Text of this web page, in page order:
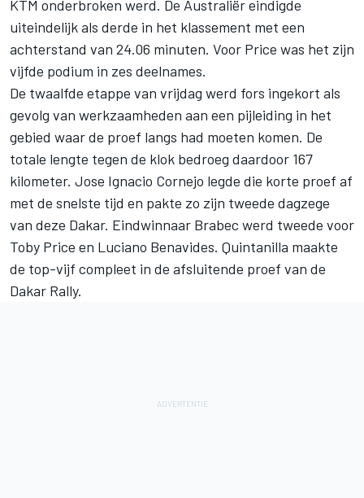
KTM onderbroken werd. De Australiër eindigde
uiteindelijk als derde in het klassement met een
achterstand van 24.06 minuten. Voor Price was het zijn
vijfde podium in zes deelnames.
De twaalfde etappe van vrijdag werd fors ingekort als
gevolg van werkzaamheden aan een pijleiding in het
gebied waar de proef langs had moeten komen. De
totale lengte tegen de klok bedroeg daardoor 167
kilometer. Jose Ignacio Cornejo legde die korte proef af
met de snelste tijd en pakte zo zijn tweede dagzege
van deze Dakar. Eindwinnaar Brabec werd tweede voor
Toby Price en Luciano Benavides. Quintanilla maakte
de top-vijf compleet in de afsluitende proef van de
Dakar Rally.